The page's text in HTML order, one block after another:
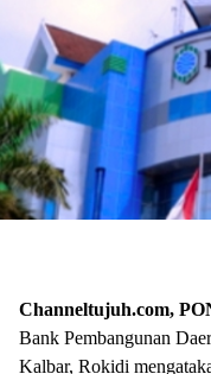
Channeltujuh.com,
Bank Pembangunan
Kalbar, Rokidi